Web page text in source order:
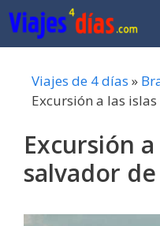
Saltar
al
contenido
Viajes de 4 días »
Excursión a las
Excursión
salvador